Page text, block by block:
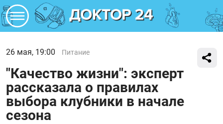
26 мая, 19:00 Питание
"Качество жизни": эксперт
рассказала о правилах
выбора клубники в начале
сезона